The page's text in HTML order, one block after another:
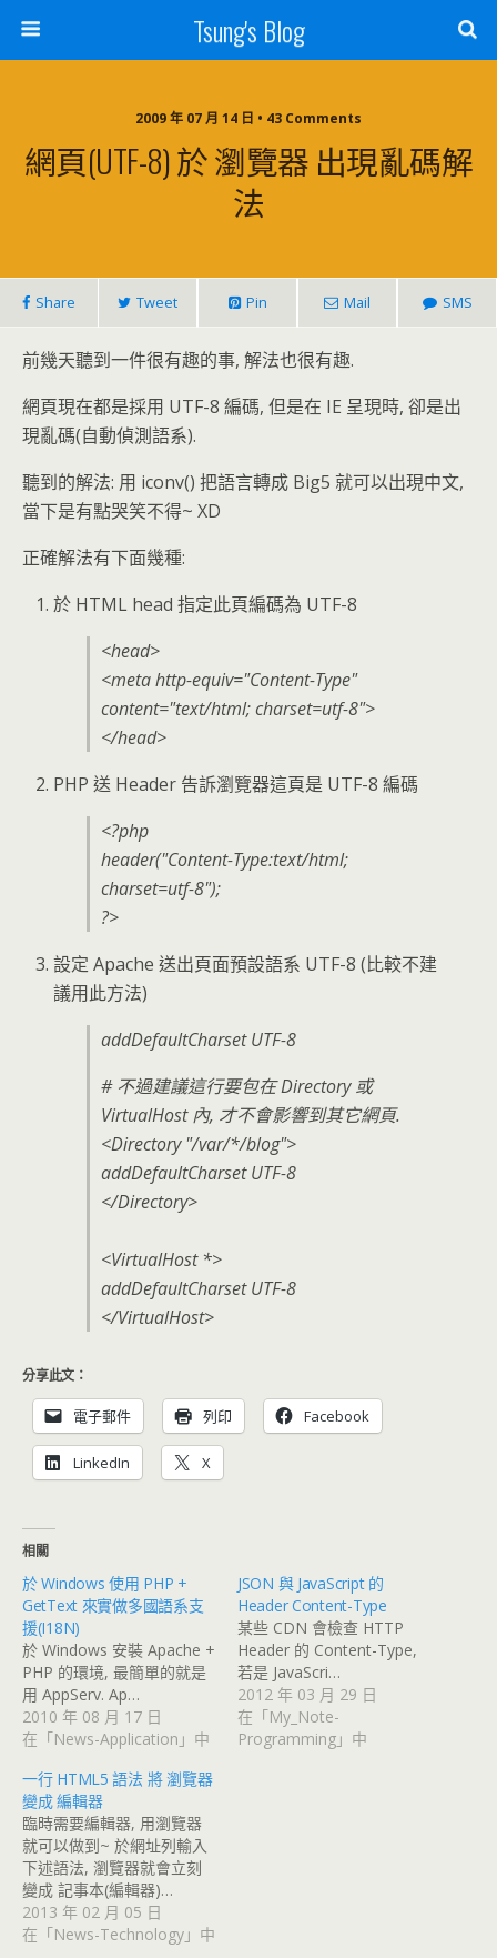
Tsung's Blog
2009 年 07 月 14 日 • 43 Comments
網頁(UTF-8) 於 瀏覽器 出現亂碼解
法
Share Tweet Pin Mail SMS
前幾天聽到一件很有趣的事, 解法也很有趣.
網頁現在都是採用 UTF-8 編碼, 但是在 IE 呈現時, 卻是出
現亂碼(自動偵測語系).
聽到的解法: 用 iconv() 把語言轉成 Big5 就可以出現中文,
當下是有點哭笑不得~ XD
正確解法有下面幾種:
於 HTML head 指定此頁編碼為 UTF-8
<head>
<meta http-equiv="Content-Type"
content="text/html; charset=utf-8">
</head>
PHP 送 Header 告訴瀏覽器這頁是 UTF-8 編碼
<?php
header("Content-Type:text/html;
charset=utf-8");
?>
設定 Apache 送出頁面預設語系 UTF-8 (比較不建
議用此方法)
addDefaultCharset UTF-8
# 不過建議這行要包在 Directory 或
VirtualHost 內, 才不會影響到其它網頁.
<Directory "/var/*/blog">
addDefaultCharset UTF-8
</Directory>
<VirtualHost *>
addDefaultCharset UTF-8
</VirtualHost>
分享此文：
電子郵件 列印 Facebook
LinkedIn X
相關
於 Windows 使用 PHP +
GetText 來實做多國語系支
援(I18N)
於 Windows 安裝 Apache +
PHP 的環境, 最簡單的就是
用 AppServ. Ap…
2010 年 08 月 17 日
在「News-Application」中
JSON 與 JavaScript 的
Header Content-Type
某些 CDN 會檢查 HTTP
Header 的 Content-Type,
若是 JavaScri…
2012 年 03 月 29 日
在「My_Note-
Programming」中
一行 HTML5 語法 將 瀏覽器
變成 編輯器
臨時需要編輯器, 用瀏覽器
就可以做到~ 於網址列輸入
下述語法, 瀏覽器就會立刻
變成 記事本(編輯器)…
2013 年 02 月 05 日
在「News-Technology」中